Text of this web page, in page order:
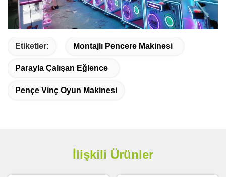
Etiketler: Montajlı Pencere Makinesi
Parayla Çalışan Eğlence
Pençe Vinç Oyun Makinesi
İlişkili Ürünler